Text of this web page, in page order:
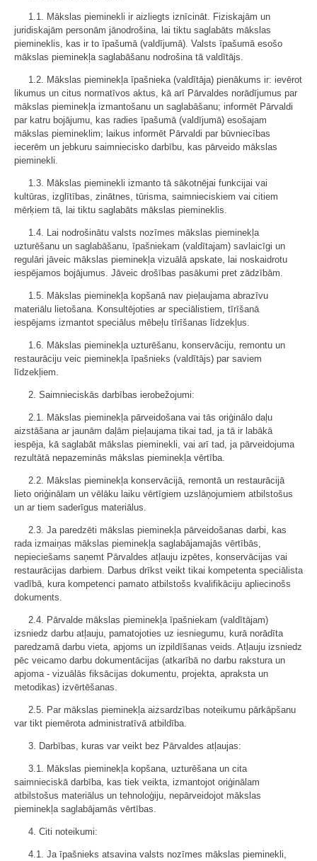
1.1. Mākslas pieminekli ir aizliegts iznīcināt. Fiziskajām un
juridiskajām personām jānodrošina, lai tiktu saglabāts mākslas
piemineklis, kas ir to īpašumā (valdījumā). Valsts īpašumā esošo
mākslas pieminekļa saglabāšanu nodrošina tā valdītājs.
1.2. Mākslas pieminekļa īpašnieka (valdītāja) pienākums ir: ievērot
likumus un citus normatīvos aktus, kā arī Pārvaldes norādījumus par
mākslas pieminekļa izmantošanu un saglabāšanu; informēt Pārvaldi
par katru bojājumu, kas radies īpašumā (valdījumā) esošajam
mākslas piemineklim; laikus informēt Pārvaldi par būvniecības
iecerēm un jebkuru saimniecisko darbību, kas pārveido mākslas
pieminekli.
1.3. Mākslas pieminekli izmanto tā sākotnējai funkcijai vai
kultūras, izglītības, zinātnes, tūrisma, saimnieciskiem vai citiem
mērķiem tā, lai tiktu saglabāts mākslas piemineklis.
1.4. Lai nodrošinātu valsts nozīmes mākslas pieminekļa
uzturēšanu un saglabāšanu, īpašniekam (valdītajam) savlaicīgi un
regulāri jāveic mākslas pieminekļa vizuālā apskate, lai noskaidrotu
iespējamos bojājumus. Jāveic drošības pasākumi pret zādzībām.
1.5. Mākslas pieminekļa kopšanā nav pieļaujama abrazīvu
materiālu lietošana. Konsultējoties ar speciālistiem, tīrīšanā
iespējams izmantot speciālus mēbeļu tīrīšanas līdzekļus.
1.6. Mākslas pieminekļa uzturēšanu, konservāciju, remontu un
restaurāciju veic pieminekļa īpašnieks (valdītājs) par saviem
līdzekļiem.
2. Saimnieciskās darbības ierobežojumi:
2.1. Mākslas pieminekļa pārveidošana vai tās oriģinālo daļu
aizstāšana ar jaunām daļām pieļaujama tikai tad, ja tā ir labākā
iespēja, kā saglabāt mākslas pieminekli, vai arī tad, ja pārveidojuma
rezultātā nepazeminās mākslas pieminekļa vērtība.
2.2. Mākslas pieminekļa konservācijā, remontā un restaurācijā
lieto oriģinālam un vēlāku laiku vērtīgiem uzslāņojumiem atbilstošus
un ar tiem saderīgus materiālus.
2.3. Ja paredzēti mākslas pieminekļa pārveidošanas darbi, kas
rada izmaiņas mākslas pieminekļa saglabājamajās vērtībās,
nepieciešams saņemt Pārvaldes atļauju izpētes, konservācijas vai
restaurācijas darbiem. Darbus drīkst veikt tikai kompetenta speciālista
vadībā, kura kompetenci pamato atbilstošs kvalifikāciju apliecinošs
dokuments.
2.4. Pārvalde mākslas pieminekļa īpašniekam (valdītājam)
izsniedz darbu atļauju, pamatojoties uz iesniegumu, kurā norādīta
paredzamā darbu vieta, apjoms un izpildīšanas veids. Atļauju izsniedz
pēc veicamo darbu dokumentācijas (atkarībā no darbu rakstura un
apjoma - vizuālās fiksācijas dokumentu, projekta, apraksta un
metodikas) izvērtēšanas.
2.5. Par mākslas pieminekļa aizsardzības noteikumu pārkāpšanu
var tikt piemērota administratīvā atbildība.
3. Darbības, kuras var veikt bez Pārvaldes atļaujas:
3.1. Mākslas pieminekļa kopšana, uzturēšana un cita
saimnieciskā darbība, kas tiek veikta, izmantojot oriģinālam
atbilstošus materiālus un tehnoloģiju, nepārveidojot mākslas
pieminekļa saglabājamās vērtības.
4. Citi noteikumi:
4.1. Ja īpašnieks atsavina valsts nozīmes mākslas pieminekli,